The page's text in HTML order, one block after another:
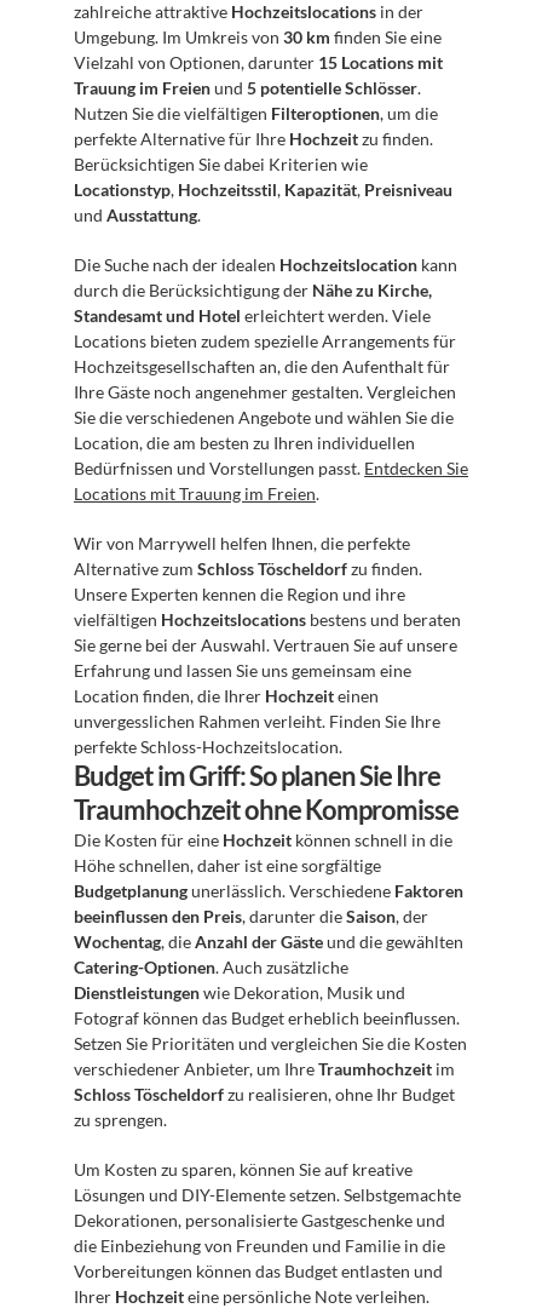
zahlreiche attraktive Hochzeitslocations in der
Umgebung. Im Umkreis von 30 km finden Sie eine
Vielzahl von Optionen, darunter 15 Locations mit
Trauung im Freien und 5 potentielle Schlösser.
Nutzen Sie die vielfältigen Filteroptionen, um die
perfekte Alternative für Ihre Hochzeit zu finden.
Locationstyp, Hochzeitsstil, Kapazität, Preisniveau
und Ausstattung.
Die Suche nach der idealen Hochzeitslocation kann
durch die Berücksichtigung der Nähe zu Kirche,
Standesamt und Hotel erleichtert werden. Viele
Locations bieten zudem spezielle Arrangements für
Hochzeitsgesellschaften an, die den Aufenthalt für
Ihre Gäste noch angenehmer gestalten. Vergleichen
Sie die verschiedenen Angebote und wählen Sie die
Location, die am besten zu Ihren individuellen
Bedürfnissen und Vorstellungen passt. Entdecken Sie
Locations mit Trauung im Freien.
Wir von Marrywell helfen Ihnen, die perfekte
Alternative zum Schloss Töscheldorf zu finden.
Unsere Experten kennen die Region und ihre
vielfältigen Hochzeitslocations bestens und beraten
Sie gerne bei der Auswahl. Vertrauen Sie auf unsere
Erfahrung und lassen Sie uns gemeinsam eine
Location finden, die Ihrer Hochzeit einen
unvergesslichen Rahmen verleiht. Finden Sie Ihre
perfekte Schloss-Hochzeitslocation.
Budget im Griff: So planen Sie Ihre
Traumhochzeit ohne Kompromisse
Die Kosten für eine Hochzeit können schnell in die
Budgetplanung unerlässlich. Verschiedene Faktoren
beeinflussen den Preis, darunter die Saison
Wochentag, die Anzahl der Gäste
Catering-Optionen
Dienstleistungen wie Dekoration, Musik und
Fotograf können das Budget erheblich beeinflussen.
Setzen Sie Prioritäten und vergleichen Sie die Kosten
verschiedener Anbieter, um Ihre Traumhochzeit
Schloss Töscheldorf zu realisieren, ohne Ihr Budget
zu sprengen.
Um Kosten zu sparen, können Sie auf kreative
Lösungen und DIY-Elemente setzen. Selbstgemachte
Dekorationen, personalisierte Gastgeschenke und
die Einbeziehung von Freunden und Familie in die
Vorbereitungen können das Budget entlasten und
Ihrer Hochzeit eine persönliche Note verleihen.